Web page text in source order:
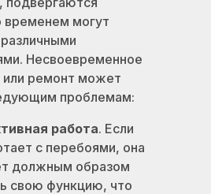
временем могут
Несвоевременное
или ремонт может
проблемам:
работа. Если
с перебоями, она
должным образом
свою функцию, что